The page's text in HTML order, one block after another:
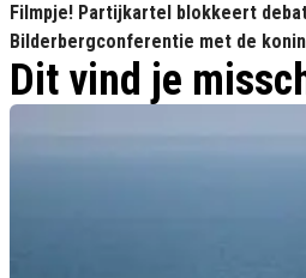
Filmpje! Partijkartel blokkeert
Bilderbergconferentie met de
Dit vind je